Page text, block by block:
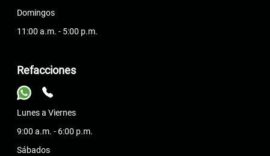
Domingos
11:00 a.m. - 5:00 p.m.
Refacciones
Lunes a Viernes
9:00 a.m. - 6:00 p.m.
Sábados